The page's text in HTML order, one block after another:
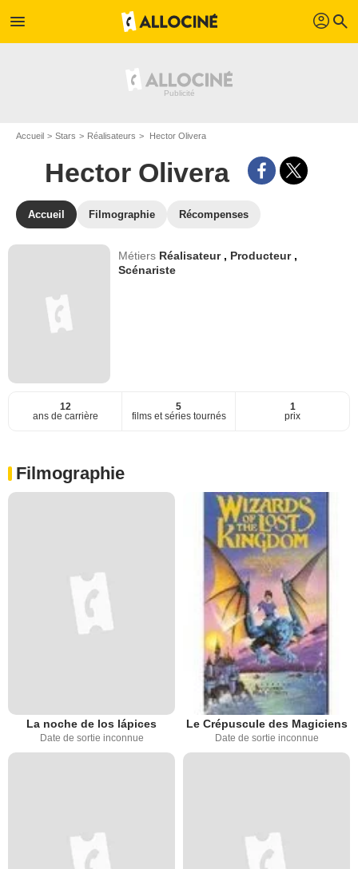
menu profil search
Accueil Stars Réalisateurs Hector Olivera
Hector Olivera
Accueil Filmographie Récompenses
Métiers Réalisateur , Producteur ,
Scénariste
12
ans de carrière
5
films et séries tournés
1
prix
Filmographie
La noche de los lápices
Date de sortie inconnue
Le Crépuscule des Magiciens
Date de sortie inconnue